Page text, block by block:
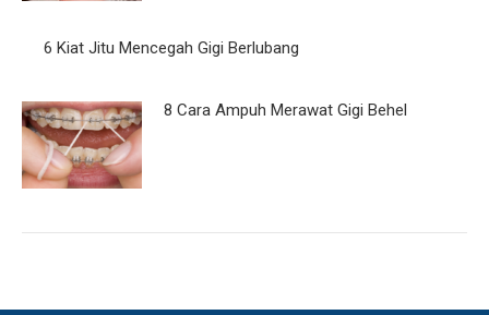
6 Kiat Jitu Mencegah Gigi Berlubang
8 Cara Ampuh Merawat Gigi Behel